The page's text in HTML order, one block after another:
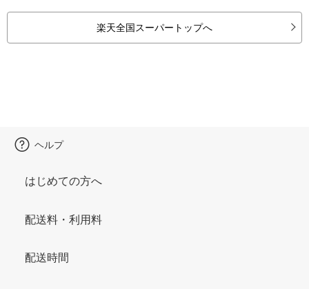
楽天全国スーパートップへ
ヘルプ
はじめての方へ
配送料・利用料
配送時間